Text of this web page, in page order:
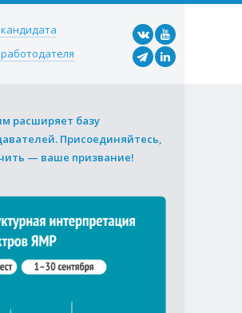
расширяет базу
Присоединяйтесь,
— ваше призвание!